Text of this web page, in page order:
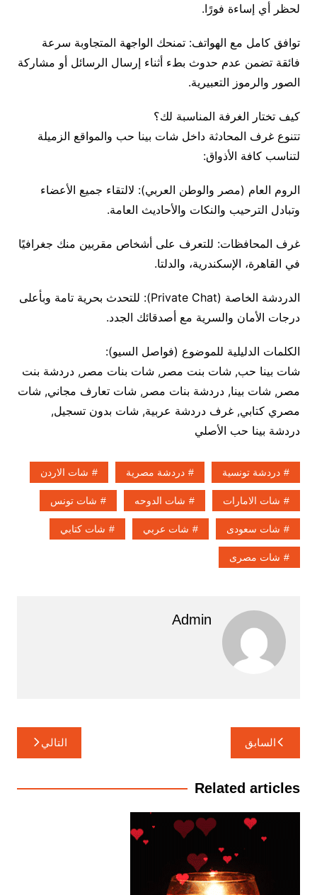
لحظر أي إساءة فورًا.
توافق كامل مع الهواتف: تمنحك الواجهة المتجاوبة سرعة
فائقة تضمن عدم حدوث بطء أثناء إرسال الرسائل أو مشاركة
الصور والرموز التعبيرية.
كيف تختار الغرفة المناسبة لك؟
تتنوع غرف المحادثة داخل شات بينا حب والمواقع الزميلة
لتناسب كافة الأذواق:
الروم العام (مصر والوطن العربي): لالتقاء جميع الأعضاء
وتبادل الترحيب والنكات والأحاديث العامة.
غرف المحافظات: للتعرف على أشخاص مقربين منك جغرافيًا
في القاهرة، الإسكندرية، والدلتا.
الدردشة الخاصة (Private Chat): للتحدث بحرية تامة وبأعلى
درجات الأمان والسرية مع أصدقائك الجدد.
الكلمات الدليلية للموضوع (فواصل السيو):
شات بينا حب, شات بنت مصر, شات بنات مصر, دردشة بنت
مصر, شات بينا, دردشة بنات مصر, شات تعارف مجاني, شات
مصري كتابي, غرف دردشة عربية, شات بدون تسجيل,
دردشة بينا حب الأصلي
دردشة تونسية دردشة مصرية شات الاردن
شات الامارات شات الدوحه شات تونس
شات سعودى شات عربي شات كتابي
شات مصرى
Admin
تصفّح
المقالات
السابق التالي
Related articles